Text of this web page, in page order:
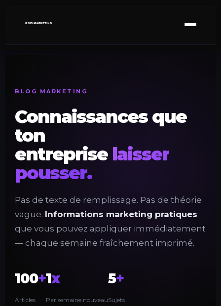
BLOG MARKETING
Connaissances que
ton
entreprise laisser
pousser.
Pas de texte de remplissage. Pas de théorie
vague. Informations marketing pratiques
que vous pouvez appliquer immédiatement
— chaque semaine fraîchement imprimé.
100+
Articles
1x
Par semaine nouveau
5+
Sujets